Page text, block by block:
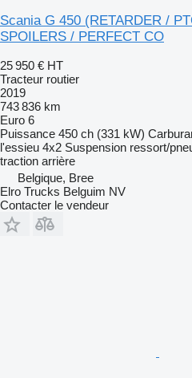
Scania G 450 (RETARDER /
SPOILERS / PERFECT CO
25 950 € HT
Tracteur routier
2019
743 836 km
Euro 6
Puissance 450 ch (331 kW)
l'essieu 4x2 Suspension ressort/
traction arrière
Belgique, Bree
Elro Trucks Belguim NV
Contacter le vendeur